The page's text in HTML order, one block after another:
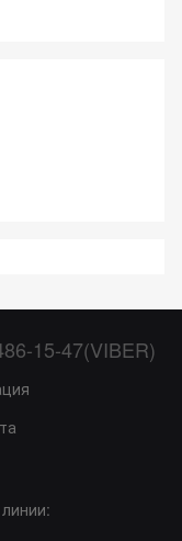
15-47(VIBER)